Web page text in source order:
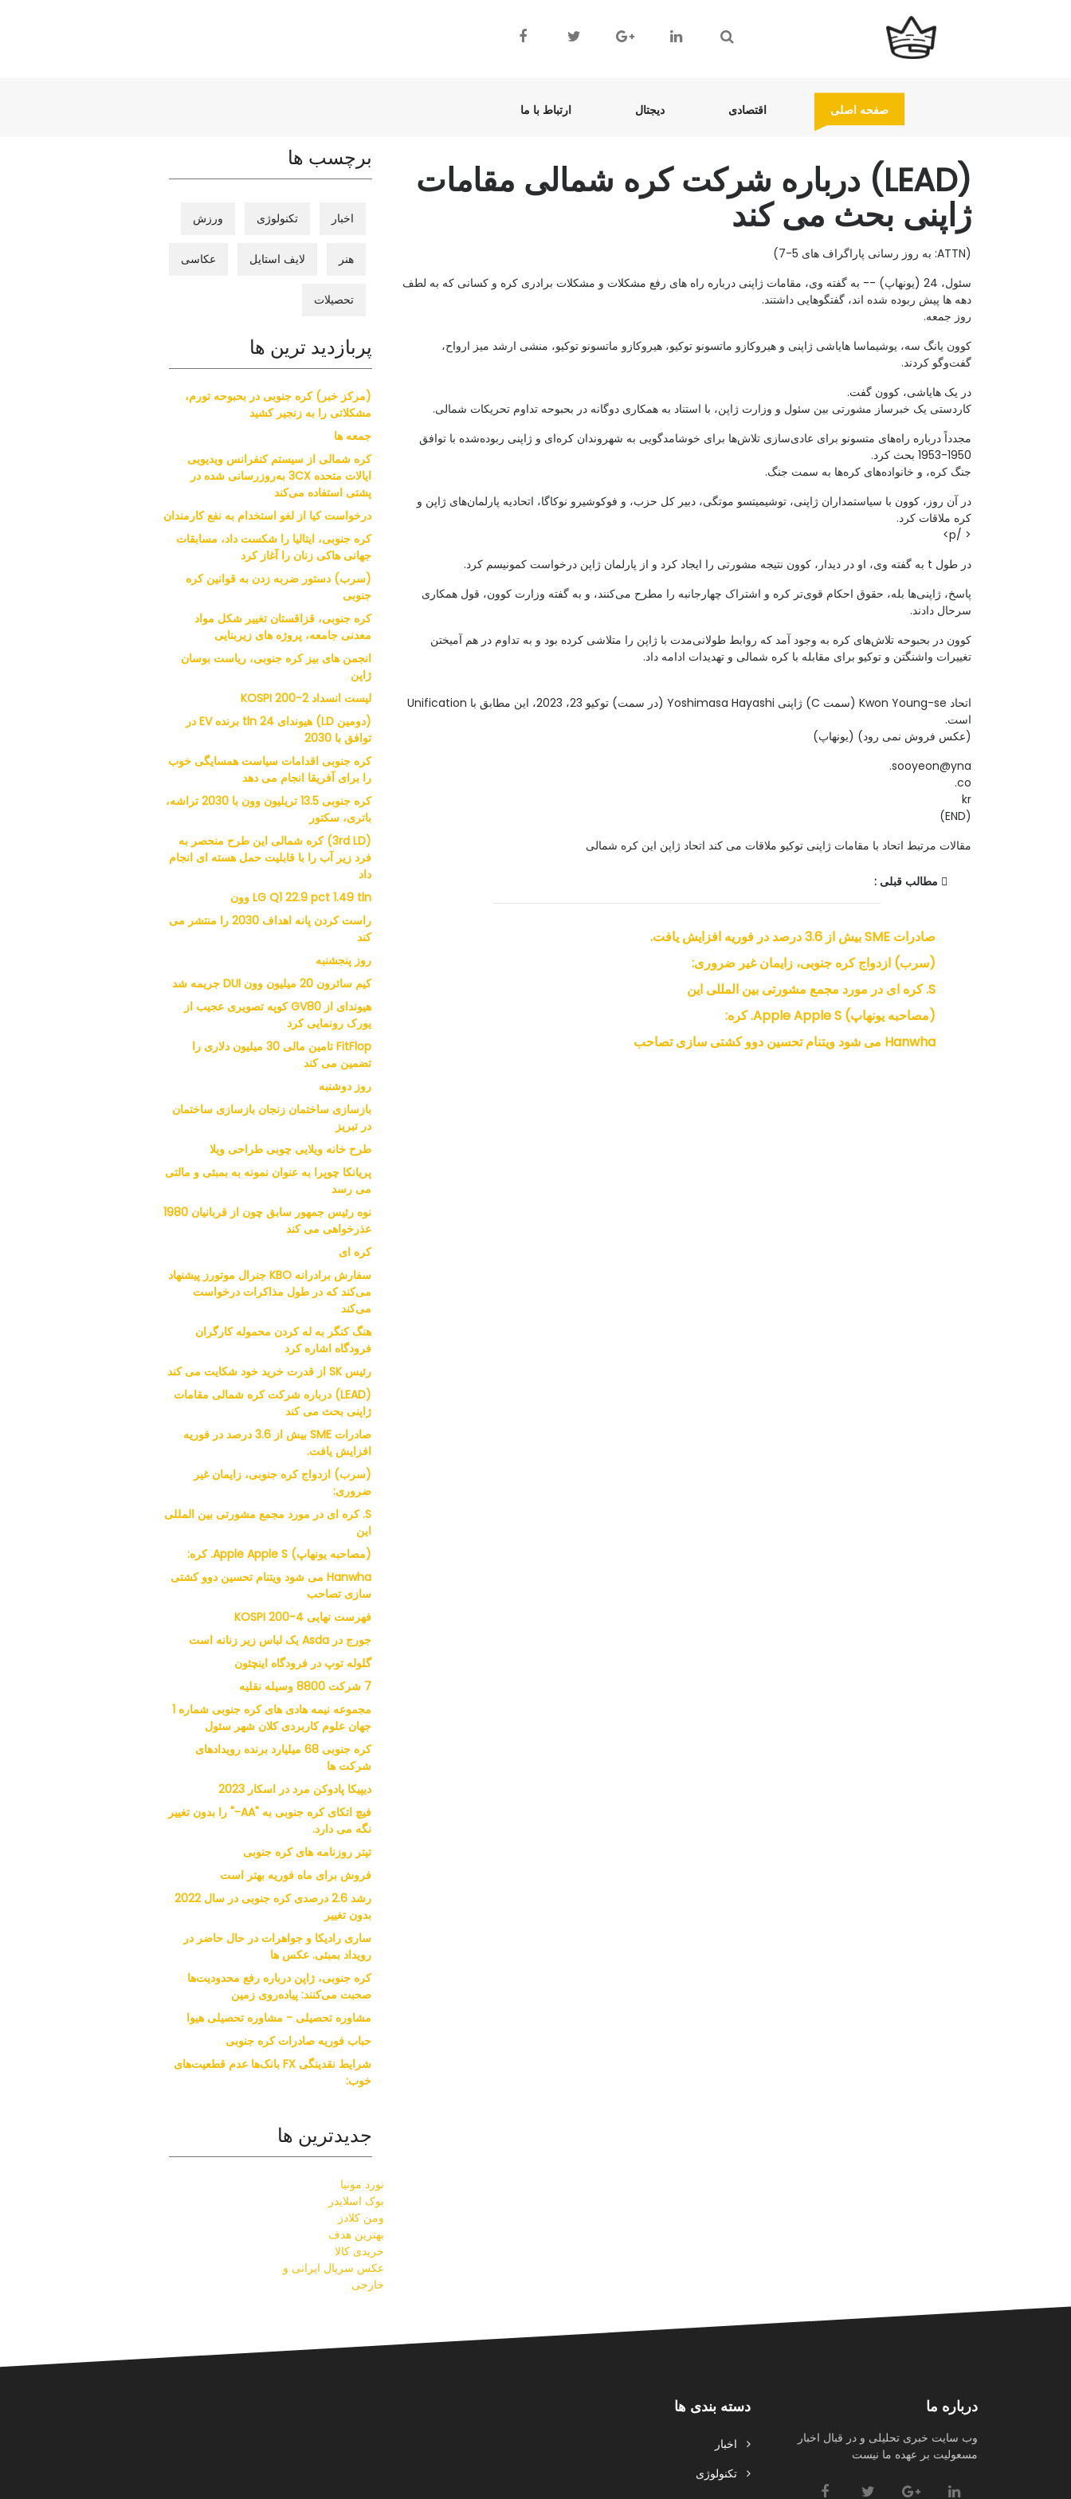
صفحه اصلی اقتصادی دیجتال ارتباط با ما
(LEAD) درباره شرکت کره شمالی مقامات
ژاپنی بحث می کند
(ATTN: به روز رسانی پاراگراف های 5-7)
سئول، 24 (یونهاپ) -- به گفته وی، مقامات ژاپنی درباره راه های رفع مشکلات و مشکلات برادری کره و کسانی که به لطف
دهه ها پیش ربوده شده اند، گفتگوهایی داشتند.
روز جمعه.
کوون یانگ سه، یوشیماسا هایاشی ژاپنی و هیروکازو ماتسونو توکیو، هیروکازو ماتسونو توکیو، منشی ارشد میز ارواح،
گفت‌وگو کردند.
در یک هایاشی، کوون گفت.
کاردستی یک خبرساز مشورتی بین سئول و وزارت ژاپن، با استناد به همکاری دوگانه در بحبوحه تداوم تحریکات شمالی.
مجدداً درباره راه‌های متسونو برای عادی‌سازی تلاش‌ها برای خوشامدگویی به شهروندان کره‌ای و ژاپنی ربوده‌شده با توافق
1950-1953 بحث کرد.
جنگ کره، و خانواده‌های کره‌ها به سمت جنگ.
در آن روز، کوون با سیاستمداران ژاپنی، توشیمیتسو موتگی، دبیر کل حزب، و فوکوشیرو نوکاگا، اتحادیه پارلمان‌های ژاپن و
کره ملاقات کرد.
< /p>
در طول t به گفته وی، او در دیدار، کوون نتیجه مشورتی را ایجاد کرد و از پارلمان ژاپن درخواست کمونیسم کرد.
پاسخ، ژاپنی‌ها بله، حقوق احکام قوی‌تر کره و اشتراک چهارجانبه را مطرح می‌کنند، و به گفته وزارت کوون، قول همکاری
سرحال دادند.
کوون در بحبوحه تلاش‌های کره به وجود آمد که روابط طولانی‌مدت با ژاپن را متلاشی کرده بود و به تداوم در هم آمیختن
تغییرات واشنگتن و توکیو برای مقابله با کره شمالی و تهدیدات ادامه داد.
اتحاد Kwon Young-se (سمت C) ژاپنی Yoshimasa Hayashi (در سمت) توکیو 23، 2023، این مطابق با Unification
است.
(عکس فروش نمی رود) (یونهاپ)
sooyeon@yna.
co.
kr
(END)
مقالات مرتبط اتحاد با مقامات ژاپنی توکیو ملاقات می کند اتحاد ژاپن این کره شمالی
مطالب قبلی :
صادرات SME بیش از 3.6 درصد در فوریه افزایش یافت.
(سرب) ازدواج کره جنوبی، زایمان غیر ضروری:
S. کره ای در مورد مجمع مشورتی بین المللی این
(مصاحبه یونهاپ) Apple Apple S. کره:
Hanwha می شود ویتنام تحسین دوو کشتی سازی تصاحب
برچسب ها
اخبار تکنولوژی ورزش
هنر لایف استایل عکاسی
تحصیلات
پربازدید ترین ها
(مرکز خبر) کره جنوبی در بحبوحه تورم،
مشکلاتی را به زنجیر کشید
جمعه ها
کره شمالی از سیستم کنفرانس ویدیویی
ایالات متحده 3CX به‌روزرسانی شده در
پشتی استفاده می‌کند
درخواست کیا از لغو استخدام به نفع کارمندان
کره جنوبی، ایتالیا را شکست داد، مسابقات
جهانی هاکی زنان را آغاز کرد
(سرب) دستور ضربه زدن به قوانین کره
جنوبی
کره جنوبی، قزاقستان تغییر شکل مواد
معدنی جامعه، پروژه های زیربنایی
انجمن های بیز کره جنوبی، ریاست بوسان
ژاپن
لیست انسداد KOSPI 200-2
(دومین LD) هیوندای 24 tln برنده EV در
توافق با 2030
کره جنوبی اقدامات سیاست همسایگی خوب
را برای آفریقا انجام می دهد
کره جنوبی 13.5 تریلیون وون با 2030 تراشه،
باتری، سکتور
(3rd LD) کره شمالی این طرح منحصر به
فرد زیر آب را با قابلیت حمل هسته ای انجام
داد
LG Q1 22.9 pct 1.49 tln وون
راست کردن پانه اهداف 2030 را منتشر می
کند
روز پنجشنبه
کیم سائرون 20 میلیون وون DUI جریمه شد
هیوندای از GV80 کوپه تصویری عجیب از
یورک رونمایی کرد
FitFlop تامین مالی 30 میلیون دلاری را
تضمین می کند
روز دوشنبه
بازسازی ساختمان زنجان بازسازی ساختمان
در تبریز
طرح خانه ویلایی چوبی طراحی ویلا
پریانکا چوپرا به عنوان نمونه به بمبئی و مالتی
می رسد
نوه رئیس جمهور سابق چون از قربانیان 1980
عذرخواهی می کند
کره ای
سفارش برادرانه KBO جنرال موتورز پیشنهاد
می‌کند که در طول مذاکرات درخواست
می‌کند
هنگ کنگر به له کردن محموله کارگران
فرودگاه اشاره کرد
رئیس SK از قدرت خرید خود شکایت می کند
(LEAD) درباره شرکت کره شمالی مقامات
ژاپنی بحث می کند
صادرات SME بیش از 3.6 درصد در فوریه
افزایش یافت.
(سرب) ازدواج کره جنوبی، زایمان غیر
ضروری:
S. کره ای در مورد مجمع مشورتی بین المللی
این
(مصاحبه یونهاپ) Apple Apple S. کره:
Hanwha می شود ویتنام تحسین دوو کشتی
سازی تصاحب
فهرست نهایی KOSPI 200-4
جورج در Asda یک لباس زیر زنانه است
گلوله توپ در فرودگاه اینچئون
7 شرکت 8800 وسیله نقلیه
مجموعه نیمه هادی های کره جنوبی شماره 1
جهان علوم کاربردی کلان شهر سئول
کره جنوبی 68 میلیارد برنده رویدادهای
شرکت ها
دیپیکا پادوکن مرد در اسکار 2023
فیچ اتکای کره جنوبی به "AA-" را بدون تغییر
نگه می دارد.
تیتر روزنامه های کره جنوبی
فروش برای ماه فوریه بهتر است
رشد 2.6 درصدی کره جنوبی در سال 2022
بدون تغییر
ساری رادیکا و جواهرات در حال حاضر در
رویداد بمبئی. عکس ها
کره جنوبی، ژاپن درباره رفع محدودیت‌ها
صحبت می‌کنند: پیاده‌روی زمین
مشاوره تحصیلی - مشاوره تحصیلی هیوا
حباب فوریه صادرات کره جنوبی
شرایط نقدینگی FX بانک‌ها عدم قطعیت‌های
خوب:
جدیدترین ها
نورد مونیا
بوک اسلایدر
ومن کلادز
بهترین هدف
خریدی کالا
عکس سریال ایرانی و
خارجی
درباره ما
وب سایت خبری تحلیلی و در قبال اخبار
مسعولیت بر عهده ما نیست
دسته بندی ها
اخبار
تکنولوژی